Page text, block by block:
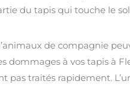
du tapis qui touche le
de compagnie
dommages à vos tapis à
pas traités rapidement.